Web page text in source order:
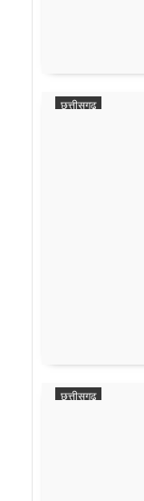
छत्तीसगढ़
छत्तीसगढ़